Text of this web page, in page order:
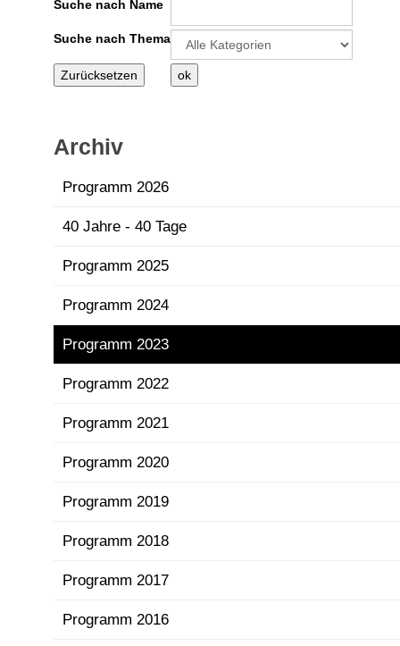
Suche nach Name
Suche nach Thema Eine Kategorie auswählen um die
Archiv
Programm 2026
40 Jahre - 40 Tage
Programm 2025
Programm 2024
Programm 2023
Programm 2022
Programm 2021
Programm 2020
Programm 2019
Programm 2018
Programm 2017
Programm 2016